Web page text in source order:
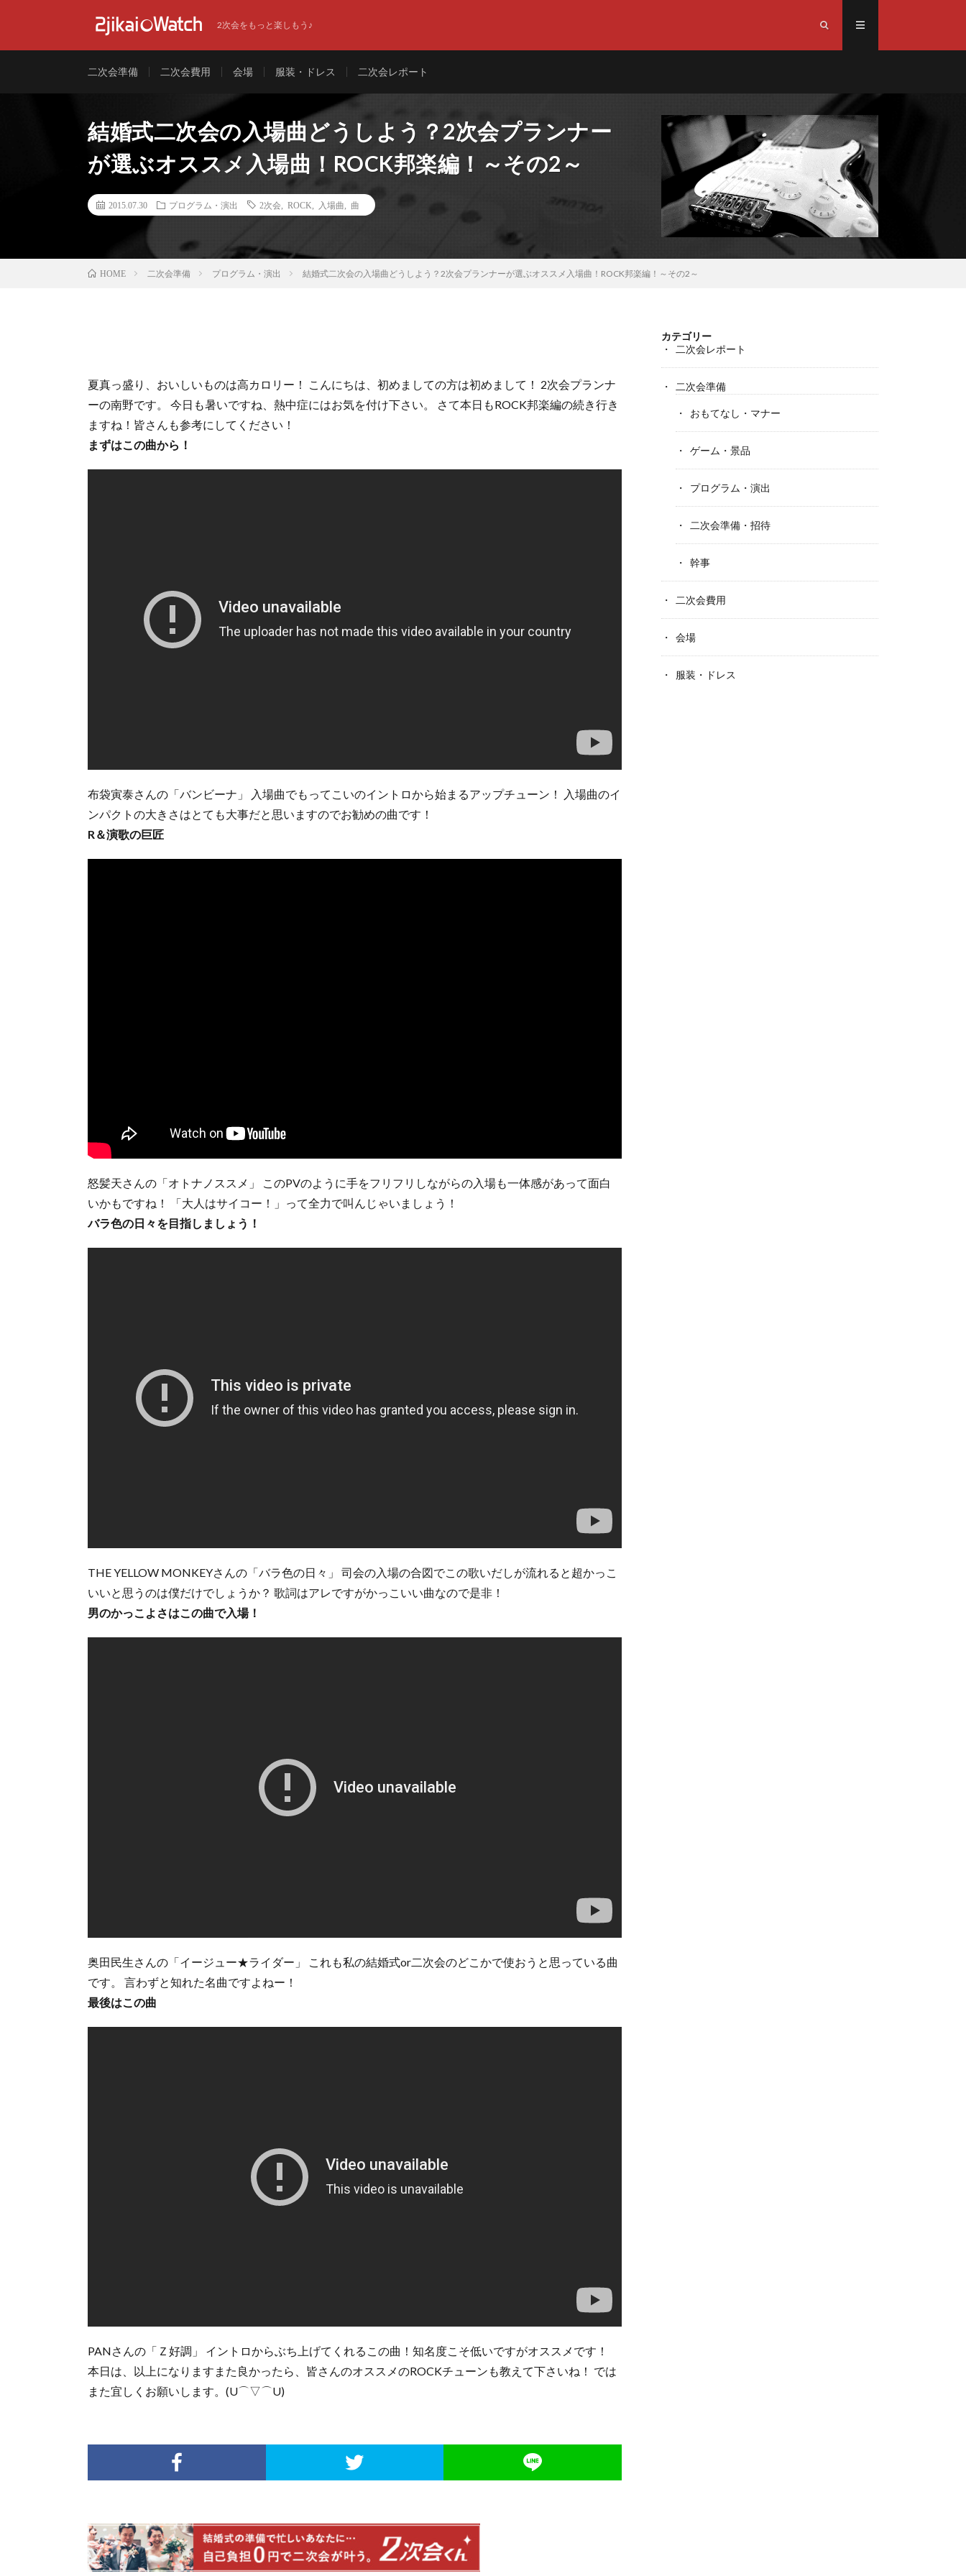
2次会をもっと楽しもう♪
二次会準備 二次会費用 会場 服装・ドレス 二次会レポート
結婚式二次会の入場曲どうしよう？2次会プランナー
が選ぶオススメ入場曲！ROCK邦楽編！～その2～
2015.07.30 プログラム・演出 2次会 ROCK 入場曲 曲
HOME 二次会準備 プログラム・演出 結婚式二次会の入場曲どうしよう？2次会プランナーが選ぶオススメ入場曲！ROCK邦楽編！～その2～
夏真っ盛り、おいしいものは高カロリー！ こんにちは、初めましての方は初めまして！ 2次会プランナ
ーの南野です。 今日も暑いですね、熱中症にはお気を付け下さい。 さて本日もROCK邦楽編の続き行き
ますね！皆さんも参考にしてください！
まずはこの曲から！
布袋寅泰さんの「バンビーナ」 入場曲でもってこいのイントロから始まるアップチューン！ 入場曲のイ
ンパクトの大きさはとても大事だと思いますのでお勧めの曲です！
R＆演歌の巨匠
怒髪天さんの「オトナノススメ」 このPVのように手をフリフリしながらの入場も一体感があって面白
いかもですね！ 「大人はサイコー！」って全力で叫んじゃいましょう！
バラ色の日々を目指しましょう！
THE YELLOW MONKEYさんの「バラ色の日々」 司会の入場の合図でこの歌いだしが流れると超かっこ
いいと思うのは僕だけでしょうか？ 歌詞はアレですがかっこいい曲なので是非！
男のかっこよさはこの曲で入場！
奥田民生さんの「イージュー★ライダー」 これも私の結婚式or二次会のどこかで使おうと思っている曲
です。 言わずと知れた名曲ですよねー！
最後はこの曲
PANさんの「Ｚ好調」 イントロからぶち上げてくれるこの曲！知名度こそ低いですがオススメです！
本日は、以上になりますまた良かったら、皆さんのオススメのROCKチューンも教えて下さいね！ では
また宜しくお願いします。(U⌒▽⌒U)
カテゴリー
二次会レポート
二次会準備
おもてなし・マナー
ゲーム・景品
プログラム・演出
二次会準備・招待
幹事
二次会費用
会場
服装・ドレス